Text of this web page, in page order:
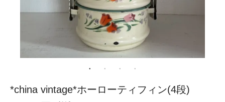
*china vintage*ホーローティフィン(4段)